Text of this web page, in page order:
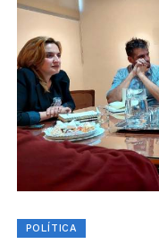
POLÍTICA